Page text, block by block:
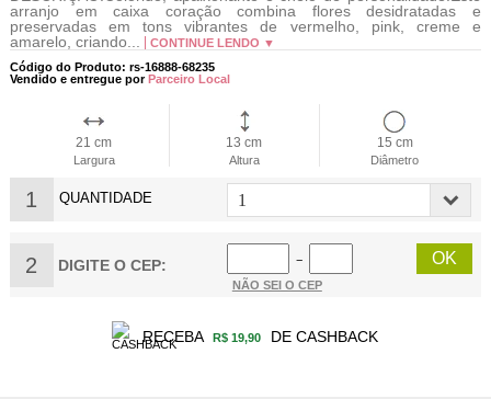
arranjo em caixa coração combina flores desidratadas e
preservadas em tons vibrantes de vermelho, pink, creme e
amarelo, criando...
CONTINUE LENDO ▼
Código do Produto: rs-16888-68235
Vendido e entregue porParceiro Local
21 cm
Largura
13 cm
Altura
15 cm
Diâmetro
1 QUANTIDADE
2 DIGITE O CEP:
−
NÃO SEI O CEP
RECEBA R$ 19,90 DE CASHBACK